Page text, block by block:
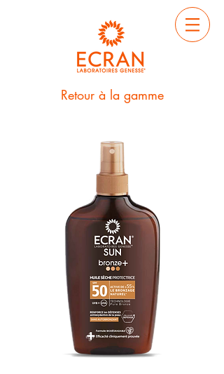
Retour à la gamme